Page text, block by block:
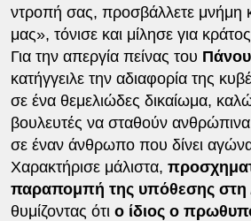
ντροπή σας, προσβάλλετε μνήμη
μας», τόνισε και μίλησε για
Για την απεργία πείνας του
κατήγγειλε την αδιαφορία της
σε ένα θεμελιώδες δικαίωμα,
βουλευτές να σταθούν
σε έναν άνθρωπο που δίνει
Χαρακτήρισε μάλιστα,
παραπομπή της υπόθεσης στη
θυμίζοντας ότι ο ίδιος ο